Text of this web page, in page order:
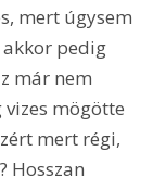
mert úgysem
akkor pedig
már nem
mögötte
mert régi,
Hosszan